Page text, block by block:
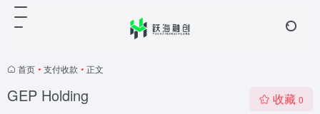
首页 • 支付收款 • 正文
GEP Holding 收藏 0